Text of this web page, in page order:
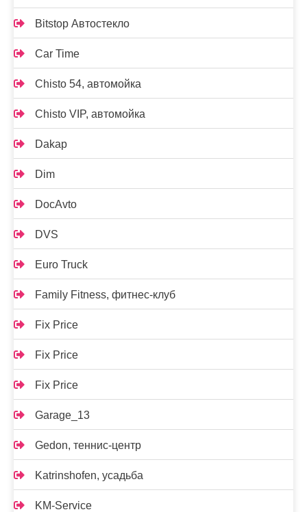
Bitstop Автостекло
Car Time
Chisto 54, автомойка
Chisto VIP, автомойка
Dakap
Dim
DocAvto
DVS
Euro Truck
Family Fitness, фитнес-клуб
Fix Price
Fix Price
Fix Price
Garage_13
Gedon, теннис-центр
Katrinshofen, усадьба
KM-Service